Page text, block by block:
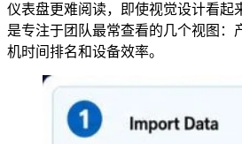
仪表盘更难阅读，即使视觉设计看起
是专注于团队最常查看的几个视图：
机时间排名和设备效率。